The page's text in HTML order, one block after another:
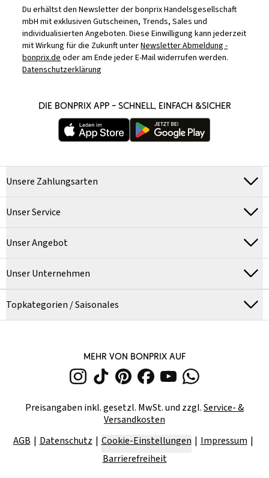
Du erhältst den Newsletter der bonprix Handelsgesellschaft
mbH mit exklusiven Gutscheinen, Trends, Sales und
individualisierten Angeboten. Diese Einwilligung kann jederzeit
mit Wirkung für die Zukunft unterNewsletter Abmeldung -
bonprix.deoder am Ende jeder E-Mail widerrufen werden.
Datenschutzerklärung
DIE BONPRIX APP – SCHNELL, EINFACH &SICHER
Unsere Zahlungsarten
Unser Service
Unser Angebot
Unser Unternehmen
Topkategorien / Saisonales
MEHR VON BONPRIX AUF
Preisangaben inkl. gesetzl. MwSt. und zzgl.Service- &
Versandkosten
AGB
Datenschutz Cookie-Einstellungen
Impressum
Barrierefreiheit